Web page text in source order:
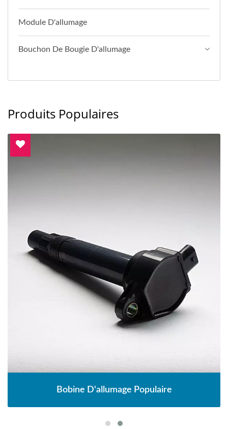
Module D'allumage
Bouchon De Bougie D'allumage
Produits Populaires
Bobine D'allumage Populaire